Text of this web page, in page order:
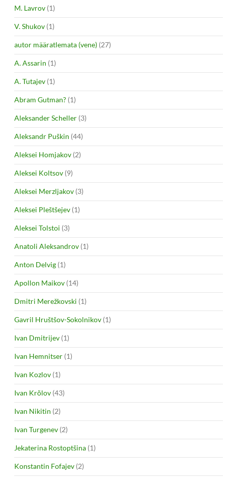
M. Lavrov (1)
V. Shukov (1)
autor määratlemata (vene) (27)
A. Assarin (1)
A. Tutajev (1)
Abram Gutman? (1)
Aleksander Scheller (3)
Aleksandr Puškin (44)
Aleksei Homjakov (2)
Aleksei Koltsov (9)
Aleksei Merzljakov (3)
Aleksei Pleštšejev (1)
Aleksei Tolstoi (3)
Anatoli Aleksandrov (1)
Anton Delvig (1)
Apollon Maikov (14)
Dmitri Merežkovski (1)
Gavril Hruštšov-Sokolnikov (1)
Ivan Dmitrijev (1)
Ivan Hemnitser (1)
Ivan Kozlov (1)
Ivan Krõlov (43)
Ivan Nikitin (2)
Ivan Turgenev (2)
Jekaterina Rostoptšina (1)
Konstantin Fofajev (2)